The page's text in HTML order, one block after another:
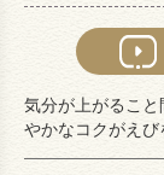
気分が上がるこ
やかなコクがえび